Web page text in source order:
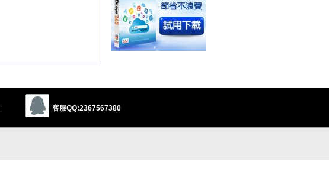
客服QQ:2367567380